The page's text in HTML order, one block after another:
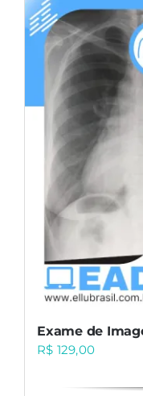
Exame de
R$ 129,00